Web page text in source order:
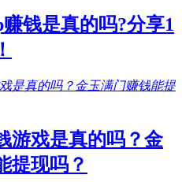
钱是真的吗?分享1
游戏是真的吗？金
提现吗？